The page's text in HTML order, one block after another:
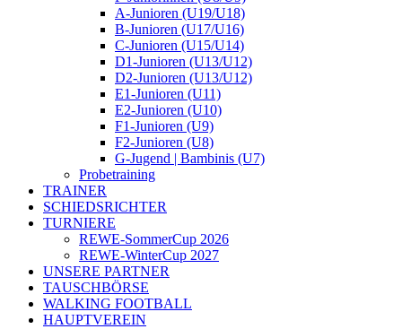
A-Junioren (U19/U18)
B-Junioren (U17/U16)
C-Junioren (U15/U14)
D1-Junioren (U13/U12)
D2-Junioren (U13/U12)
E1-Junioren (U11)
E2-Junioren (U10)
F1-Junioren (U9)
F2-Junioren (U8)
G-Jugend | Bambinis (U7)
Probetraining
TRAINER
SCHIEDSRICHTER
TURNIERE
REWE-SommerCup 2026
REWE-WinterCup 2027
UNSERE PARTNER
TAUSCHBÖRSE
WALKING FOOTBALL
HAUPTVEREIN